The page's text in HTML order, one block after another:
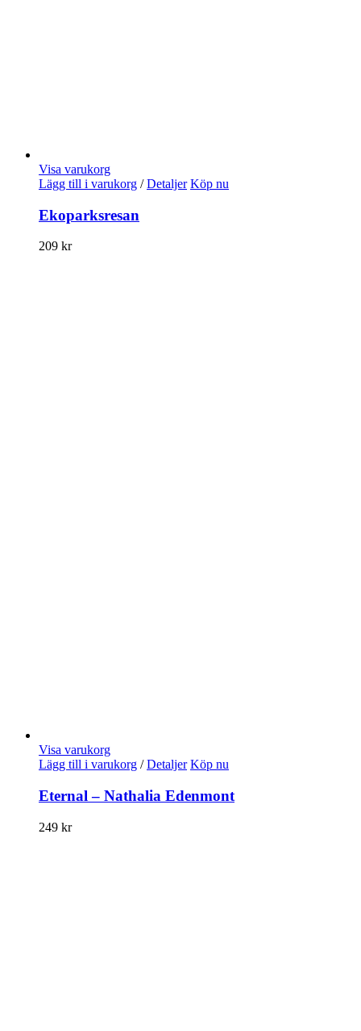
Visa varukorg
Lägg till i varukorg / Detaljer Köp nu
Ekoparksresan
209 kr
Visa varukorg
Lägg till i varukorg / Detaljer Köp nu
Eternal – Nathalia Edenmont
249 kr